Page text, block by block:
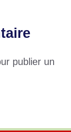
publier un